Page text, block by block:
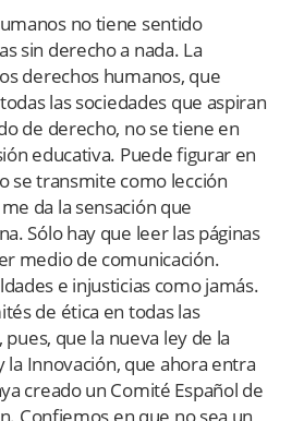
no tiene sentido
sin derecho a nada. La
derechos humanos, que
las sociedades que aspiran
de derecho, no se tiene en
educativa. Puede figurar en
se transmite como lección
da la sensación que
Sólo hay que leer las páginas
medio de comunicación.
e injusticias como jamás.
de ética en todas las
que la nueva ley de la
la Innovación, que ahora entra
creado un Comité Español de
Confiemos en que no sea un